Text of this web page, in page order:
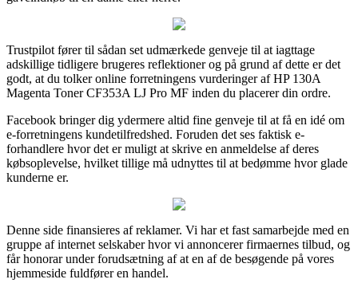
Trustpilot fører til sådan set udmærkede genveje til at iagttage
adskillige tidligere brugeres reflektioner og på grund af dette er det
godt, at du tolker online forretningens vurderinger af HP 130A
Magenta Toner CF353A LJ Pro MF inden du placerer din ordre.
Facebook bringer dig ydermere altid fine genveje til at få en idé om
e-forretningens kundetilfredshed. Foruden det ses faktisk e-
forhandlere hvor det er muligt at skrive en anmeldelse af deres
købsoplevelse, hvilket tillige må udnyttes til at bedømme hvor glade
kunderne er.
Denne side finansieres af reklamer. Vi har et fast samarbejde med en
gruppe af internet selskaber hvor vi annoncerer firmaernes tilbud, og
får honorar under forudsætning af at en af de besøgende på vores
hjemmeside fuldfører en handel.